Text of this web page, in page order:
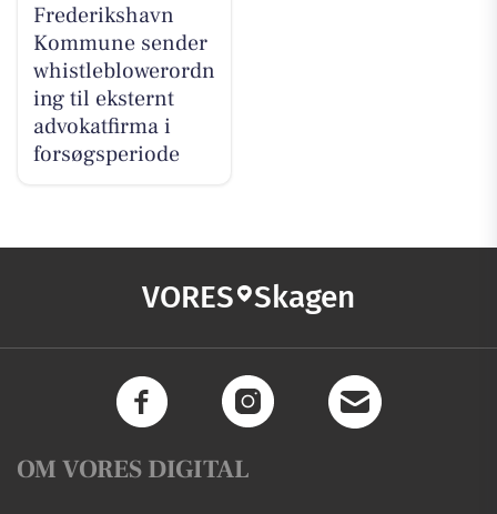
Frederikshavn
Kommune sender
whistleblowerordn
ing til eksternt
advokatfirma i
forsøgsperiode
VORES Skagen
OM VORES DIGITAL